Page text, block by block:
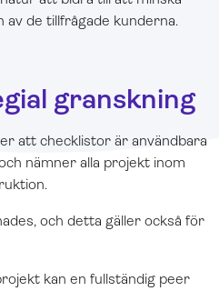
de tillfrågade kunderna.
granskning
att checklistor är användbara
nämner alla projekt inom
och detta gäller också för
kan en fullständig peer